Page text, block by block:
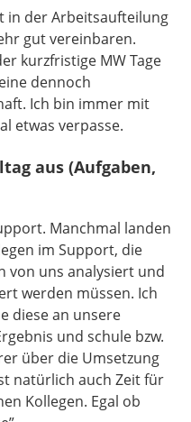
in der Arbeitsaufteilung
gut vereinbaren.
kurzfristige MW Tage
dennoch
Ich bin immer mit
etwas verpasse.
aus (Aufgaben,
Manchmal landen
im Support, die
von uns analysiert und
werden müssen. Ich
diese an unsere
und schule bzw.
über die Umsetzung
natürlich auch Zeit für
Kollegen. Egal ob